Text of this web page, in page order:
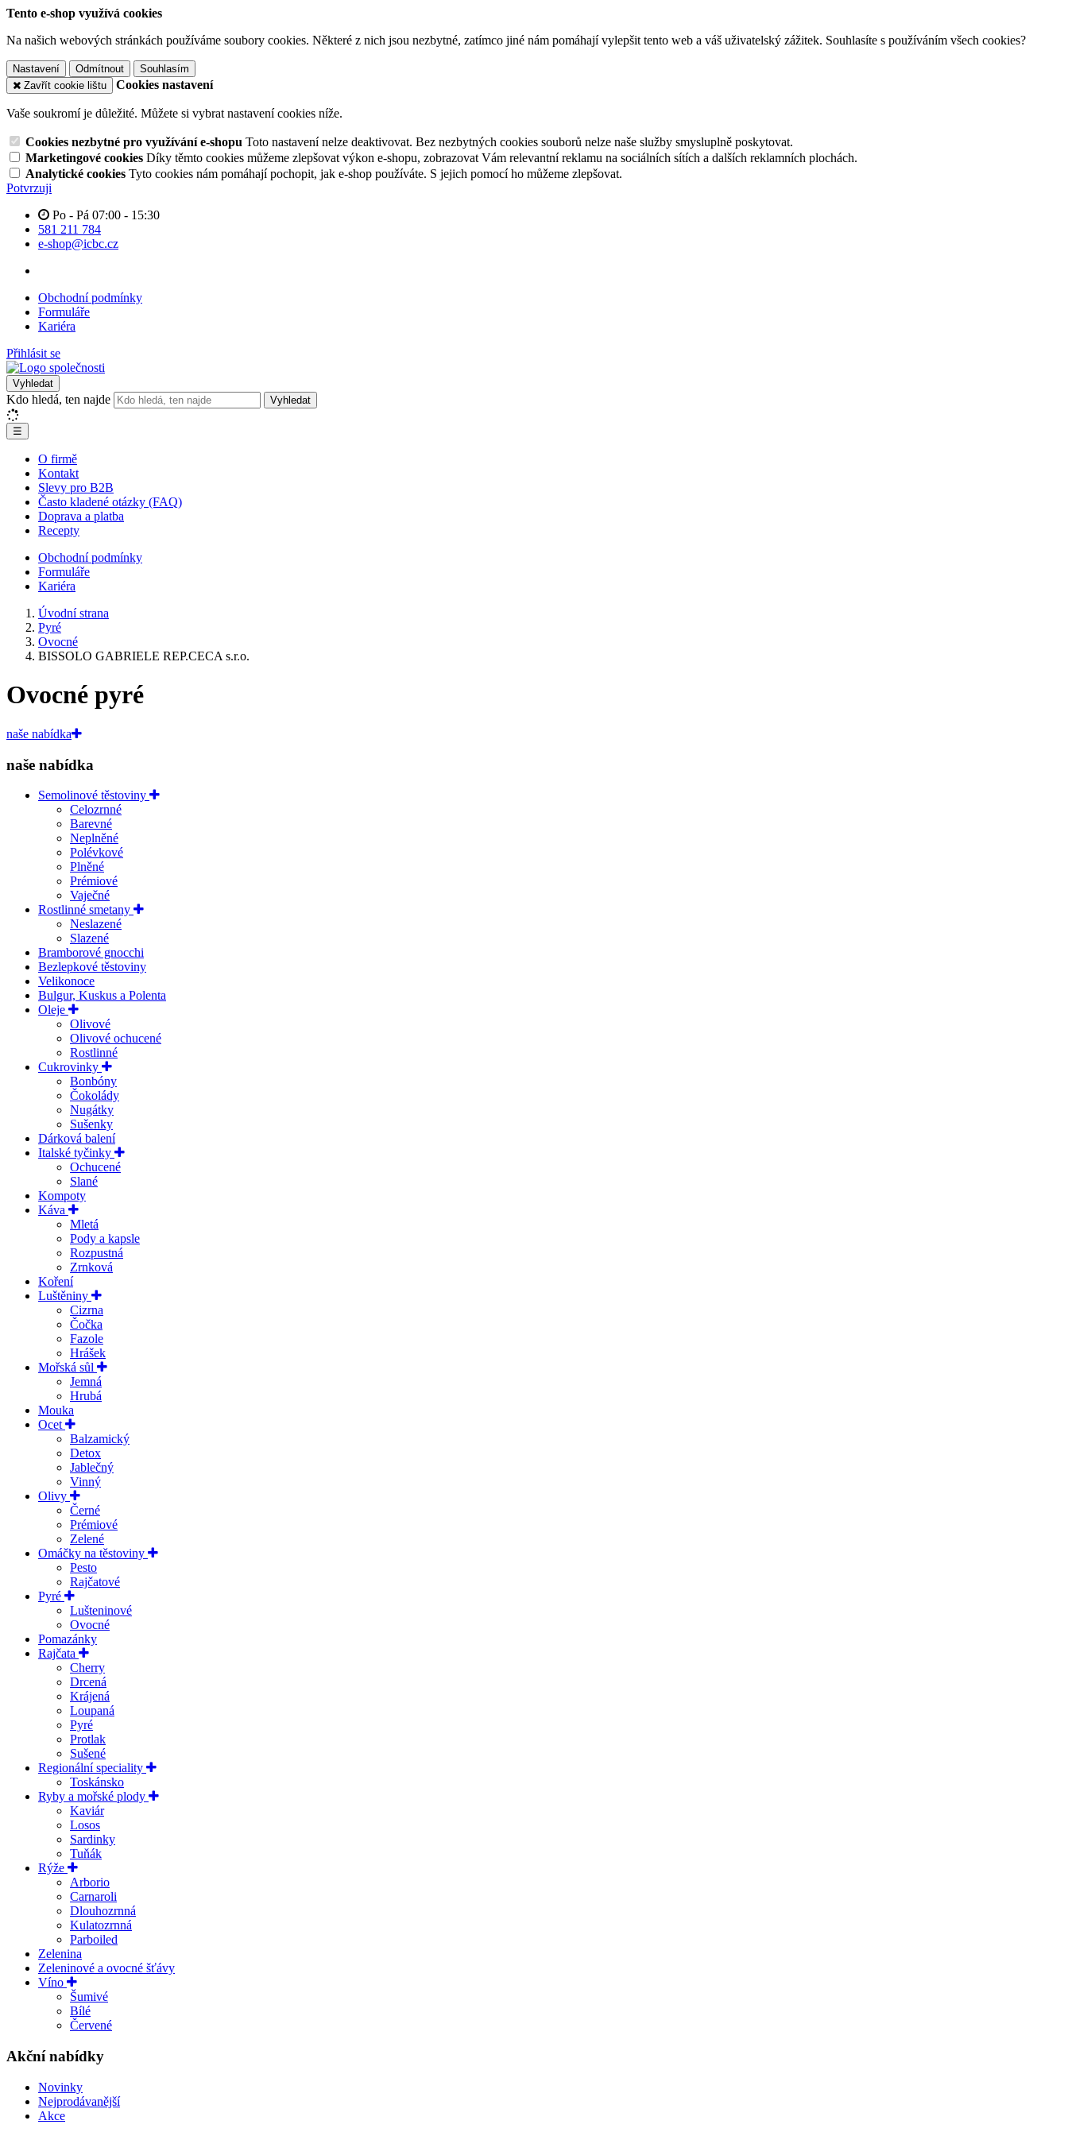
Tento e-shop využívá cookies
Na našich webových stránkách používáme soubory cookies. Některé z nich jsou nezbytné, zatímco jiné nám pomáhají vylepšit tento web a váš uživatelský zážitek. Souhlasíte s používáním všech cookies?
Nastavení Odmítnout
Souhlasím
Zavřít cookie lištu
Cookies nastavení
Vaše soukromí je důležité. Můžete si vybrat nastavení cookies níže.
Cookies nezbytné pro využívání e-shopu Toto nastavení nelze deaktivovat. Bez nezbytných cookies souborů nelze naše služby smysluplně poskytovat.
Marketingové cookies Díky těmto cookies můžeme zlepšovat výkon e-shopu, zobrazovat Vám relevantní reklamu na sociálních sítích a dalších reklamních plochách.
Analytické cookies Tyto cookies nám pomáhají pochopit, jak e-shop používáte. S jejich pomocí ho můžeme zlepšovat.
Potvrzuji
Po - Pá 07:00 - 15:30
581 211 784
e-shop@icbc.cz
Obchodní podmínky
Formuláře
Kariéra
Přihlásit se
Vyhledat
Kdo hledá, ten najde Vyhledat
☰
O firmě
Kontakt
Slevy pro B2B
Často kladené otázky (FAQ)
Doprava a platba
Recepty
Obchodní podmínky
Formuláře
Kariéra
Úvodní strana
Pyré
Ovocné
BISSOLO GABRIELE REP.CECA s.r.o.
Ovocné pyré
naše nabídka
naše nabídka
Semolinové těstoviny
Celozrnné
Barevné
Neplněné
Polévkové
Plněné
Prémiové
Vaječné
Rostlinné smetany
Neslazené
Slazené
Bramborové gnocchi
Bezlepkové těstoviny
Velikonoce
Bulgur, Kuskus a Polenta
Oleje
Olivové
Olivové ochucené
Rostlinné
Cukrovinky
Bonbóny
Čokolády
Nugátky
Sušenky
Dárková balení
Italské tyčinky
Ochucené
Slané
Kompoty
Káva
Mletá
Pody a kapsle
Rozpustná
Zrnková
Koření
Luštěniny
Cizrna
Čočka
Fazole
Hrášek
Mořská sůl
Jemná
Hrubá
Mouka
Ocet
Balzamický
Detox
Jablečný
Vinný
Olivy
Černé
Prémiové
Zelené
Omáčky na těstoviny
Pesto
Rajčatové
Pyré
Lušteninové
Ovocné
Pomazánky
Rajčata
Cherry
Drcená
Krájená
Loupaná
Pyré
Protlak
Sušené
Regionální speciality
Toskánsko
Ryby a mořské plody
Kaviár
Losos
Sardinky
Tuňák
Rýže
Arborio
Carnaroli
Dlouhozrnná
Kulatozrnná
Parboiled
Zelenina
Zeleninové a ovocné šťávy
Víno
Šumivé
Bílé
Červené
Akční nabídky
Novinky
Nejprodávanější
Akce